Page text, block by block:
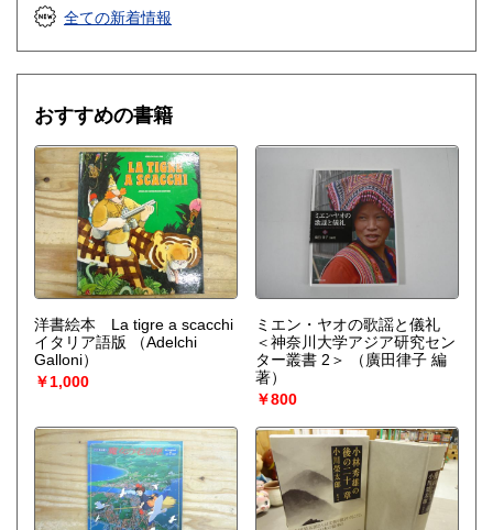
全ての新着情報
おすすめの書籍
洋書絵本 La tigre a scacchi
イタリア語版
（Adelchi
Galloni）
￥1,000
ミエン・ヤオの歌謡と儀礼
＜神奈川大学アジア研究セン
ター叢書 2＞
（廣田律子 編
著）
￥800